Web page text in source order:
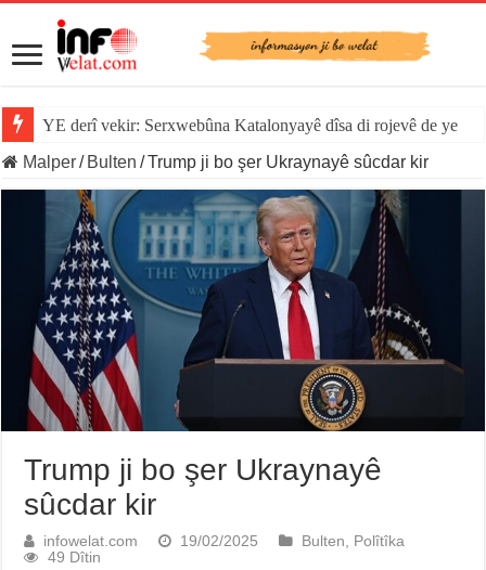
YE derî vekir: Serxwebûna Katalonyayê dîsa di rojevê de ye
Malper/ Bulten /Trump ji bo şer Ukraynayê sûcdar kir
Trump ji bo şer Ukraynayê
sûcdar kir
infowelat.com 19/02/2025 Bulten, Polîtîka
49 Dîtin